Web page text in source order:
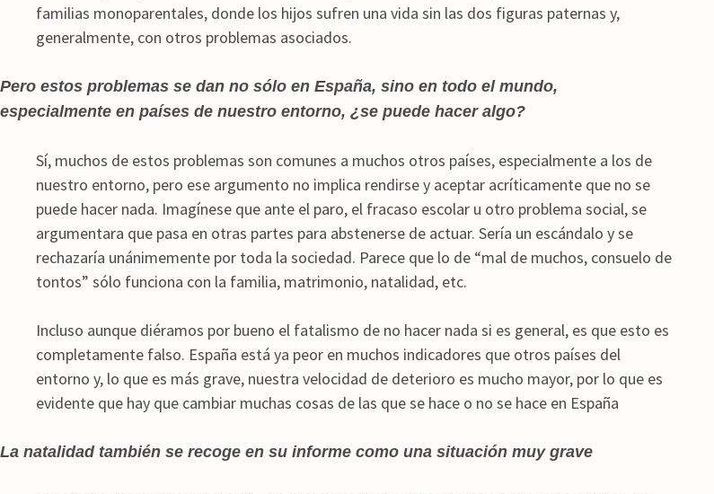
familias monoparentales, donde los hijos sufren una vida sin las dos figuras paternas y,
generalmente, con otros problemas asociados.
Pero estos problemas se dan no sólo en España, sino en todo el mundo,
especialmente en países de nuestro entorno, ¿se puede hacer algo?
Sí, muchos de estos problemas son comunes a muchos otros países, especialmente a los de
nuestro entorno, pero ese argumento no implica rendirse y aceptar acríticamente que no se
puede hacer nada. Imagínese que ante el paro, el fracaso escolar u otro problema social, se
argumentara que pasa en otras partes para abstenerse de actuar. Sería un escándalo y se
rechazaría unánimemente por toda la sociedad. Parece que lo de “mal de muchos, consuelo de
tontos” sólo funciona con la familia, matrimonio, natalidad, etc.
Incluso aunque diéramos por bueno el fatalismo de no hacer nada si es general, es que esto es
completamente falso. España está ya peor en muchos indicadores que otros países del
entorno y, lo que es más grave, nuestra velocidad de deterioro es mucho mayor, por lo que es
evidente que hay que cambiar muchas cosas de las que se hace o no se hace en España
La natalidad también se recoge en su informe como una situación muy grave